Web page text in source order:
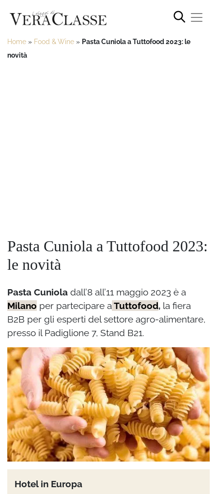
Home » Food & Wine » Pasta Cuniola a Tuttofood 2023: le
novità
Pasta Cuniola a Tuttofood 2023:
le novità
Pasta Cuniola dall’8 all’11 maggio 2023 è a
Milano per partecipare a Tuttofood, la fiera
B2B per gli esperti del settore agro-alimentare,
presso il Padiglione 7, Stand B21.
Hotel in Europa